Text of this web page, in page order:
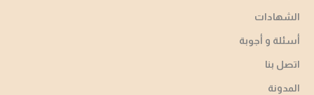
الشهادات
أسئلة و أجوبة​
اتصل بنا
المدونة